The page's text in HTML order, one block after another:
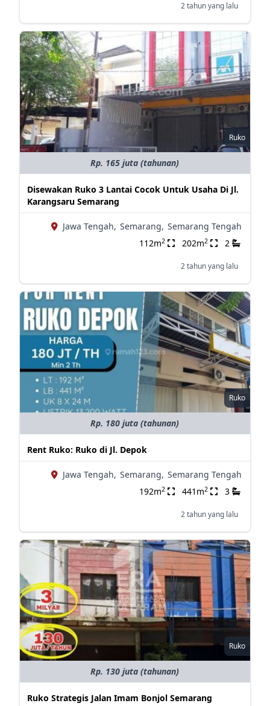
2 tahun yang lalu
Ruko
Rp. 165 juta (tahunan)
Disewakan Ruko 3 Lantai Cocok Untuk Usaha Di Jl.
Karangsaru Semarang
Jawa Tengah, Semarang, Semarang Tengah
112m2 202m2 2
2 tahun yang lalu
Ruko
Rp. 180 juta (tahunan)
Rent Ruko: Ruko di Jl. Depok
Jawa Tengah, Semarang, Semarang Tengah
192m2 441m2 3
2 tahun yang lalu
Ruko
Rp. 130 juta (tahunan)
Ruko Strategis Jalan Imam Bonjol Semarang